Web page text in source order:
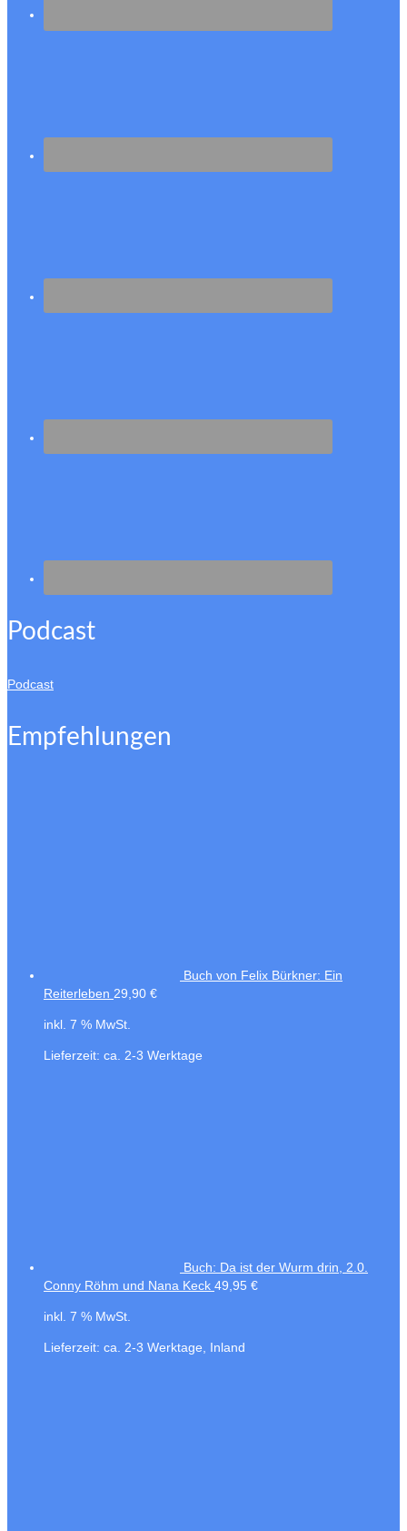
Podcast
Podcast
Empfehlungen
Buch von Felix Bürkner: Ein
Reiterleben 29,90 €
inkl. 7 % MwSt.
Lieferzeit: ca. 2-3 Werktage
Buch: Da ist der Wurm drin, 2.0.
Conny Röhm und Nana Keck 49,95 €
inkl. 7 % MwSt.
Lieferzeit: ca. 2-3 Werktage, Inland